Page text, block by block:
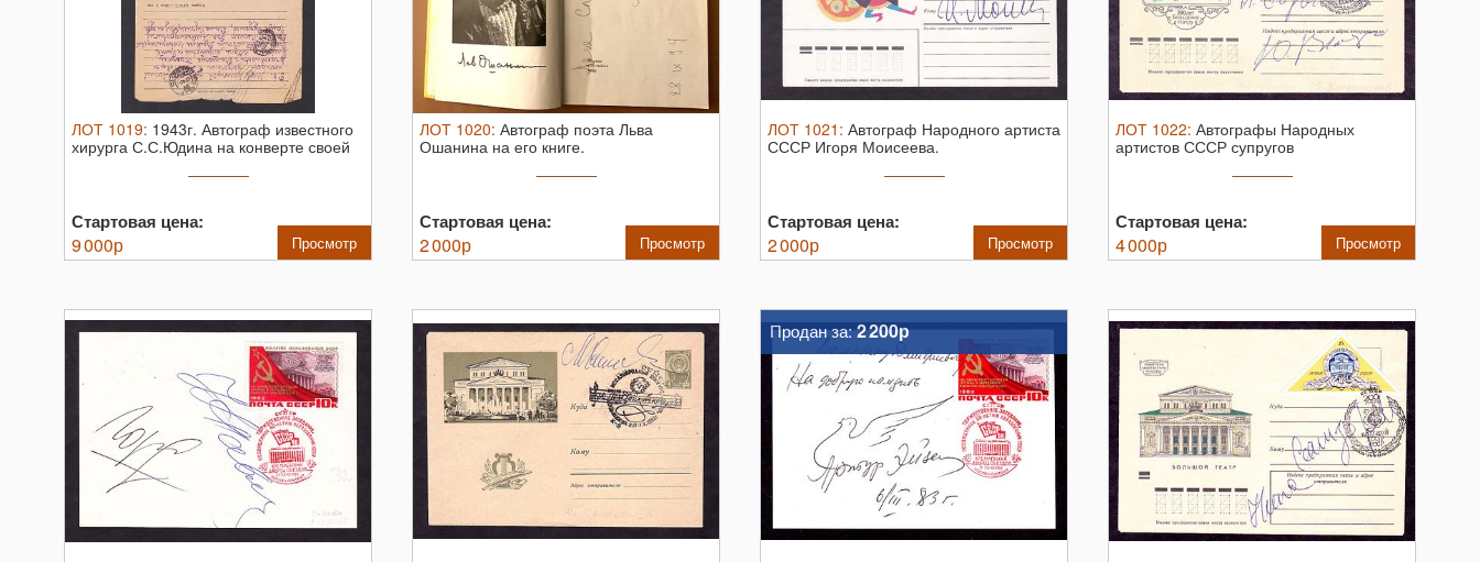
ЛОТ 1019: 1943г. Автограф известного
хирурга С.С.Юдина на конверте своей
Стартовая цена:
9 000р Просмотр
ЛОТ 1020: Автограф поэта Льва
Ошанина на его книге.
Стартовая цена:
2 000р Просмотр
ЛОТ 1021 : Автограф Народного артиста
СССР Игоря Моисеева.
Стартовая цена:
2 000р Просмотр
ЛОТ 1022: Автографы Народных
артистов СССР супругов
Стартовая цена:
4 000р Просмотр
Продан за:2 200р